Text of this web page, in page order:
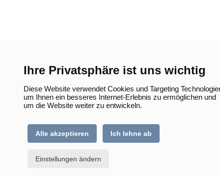
Ihre Privatsphäre ist uns wichtig
Diese Website verwendet Cookies und Targeting
um Ihnen ein besseres Internet-Erlebnis zu ermöglichen und
um die Website weiter zu entwickeln.
Alle akzeptieren Ich lehne ab
Einstellungen ändern